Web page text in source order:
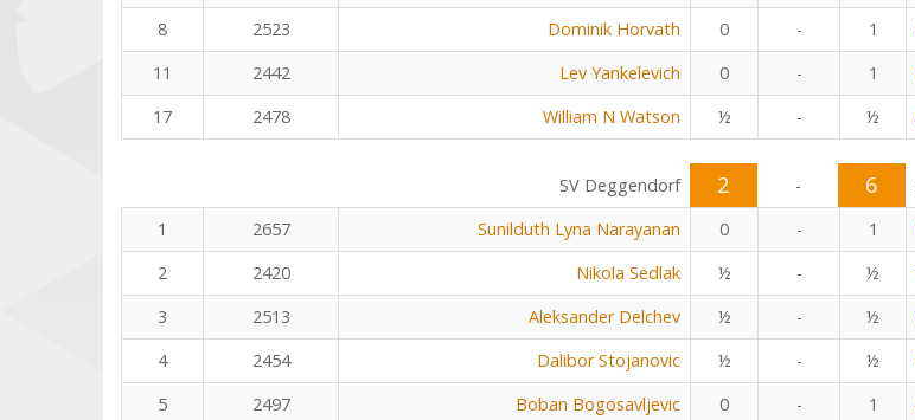
8
2523 Dominik Horvath 0 - 1
11
2442 Lev Yankelevich 0 - 1
17
2478 William N Watson ½ - ½
SV Deggendorf 2 - 6
1
2657 Sunilduth Lyna Narayanan 0 - 1
2
2420 Nikola Sedlak ½ - ½
3
2513 Aleksander Delchev ½ - ½
4
2454 Dalibor Stojanovic ½ - ½
5
2497 Boban Bogosavljevic 0 - 1